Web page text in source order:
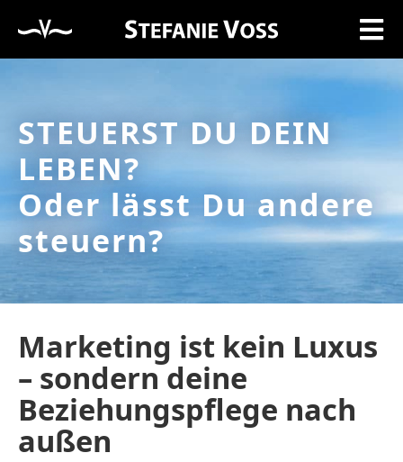
STEUERST DU DEIN
LEBEN?
Oder lässt Du andere
steuern?
Marketing ist kein Luxus
– sondern deine
Beziehungspflege nach
außen